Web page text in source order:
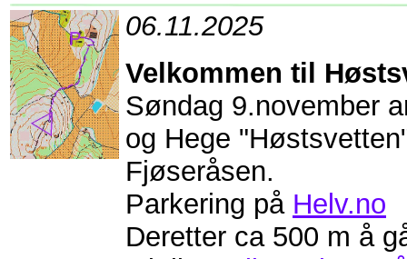
06.11.2025
Velkommen til
Søndag 9.november
og Hege
Fjøseråsen.
Parkering på Helv.no
Deretter ca 500 m å